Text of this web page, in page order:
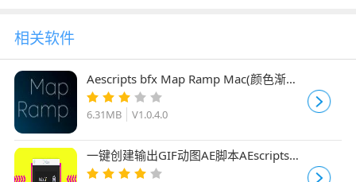
相关软件
Aescripts bfx Map Ramp Mac(颜色渐变
映射AE插件) V1.0.4.0 破解版
6.31MB V1.0.4.0
一键创建输出GIF动图AE脚本AEscripts
GifGun V1.7.29 MAC破解版(附方法)